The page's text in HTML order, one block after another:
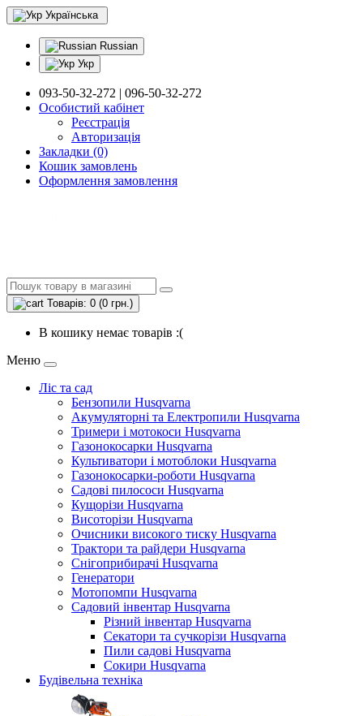
Українська
Russian
Укр
093-50-32-272 | 096-50-32-272
Особистий кабінет
Реєстрація
Авторизація
Закладки (0)
Кошик замовлень
Оформлення замовлення
Товарів: 0 (0 грн.)
В кошику немає товарів :(
Меню
Ліс та сад
Бензопили Husqvarna
Акумуляторні та Електропили Husqvarna
Тримери і мотокоси Husqvarna
Газонокосарки Husqvarna
Культиватори і мотоблоки Husqvarna
Газонокосарки-роботи Husqvarna
Садові пилососи Husqvarna
Кущорізи Husqvarna
Висоторізи Husqvarna
Очисники високого тиску Husqvarna
Трактори та райдери Husqvarna
Снігоприбирачі Husqvarna
Генератори
Мотопомпи Husqvarna
Садовий інвентар Husqvarna
Різний інвентар Husqvarna
Секатори та сучкорізи Husqvarna
Пили садові Husqvarna
Сокири Husqvarna
Будівельна техніка